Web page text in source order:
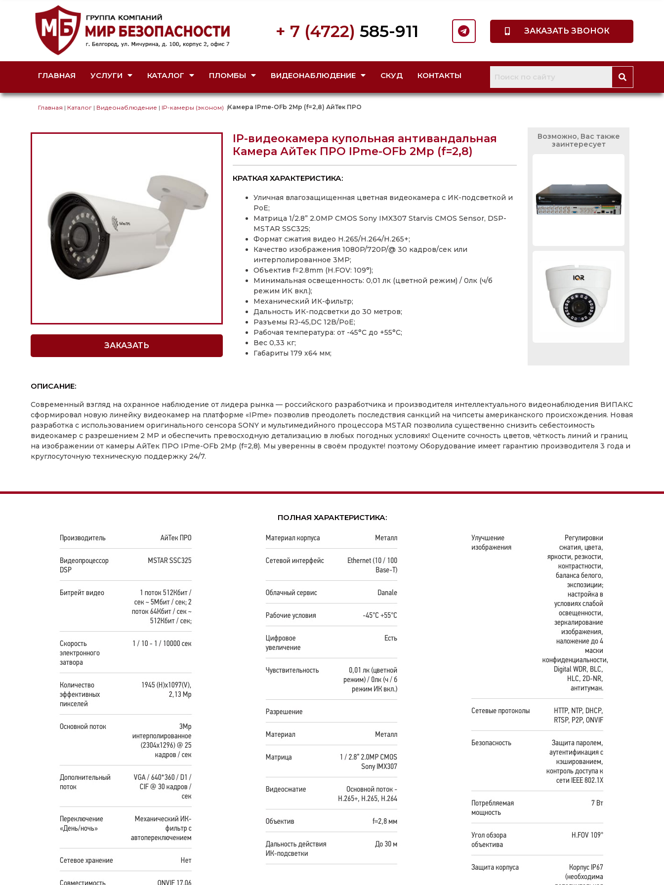
+ 7 (4722) 585-911 ЗАКАЗАТЬ ЗВОНОК
ГЛАВНАЯ УСЛУГИ КАТАЛОГ ПЛОМБЫ ВИДЕОНАБЛЮДЕНИЕ СКУД КОНТАКТЫ
Главная | Каталог | Видеонаблюдение | IP-камеры (эконом) |Камера IPme-OFb 2Mp (f=2,8) АйТек ПРО
ЗАКАЗАТЬ
IP-видеокамера купольная антивандальная
Камера АйТек ПРО IPme-OFb 2Mp (f=2,8)
КРАТКАЯ ХАРАКТЕРИСТИКА:
Уличная влагозащищенная цветная видеокамера с ИК-подсветкой и
PoE;
Матрица 1/2.8” 2.0MP CMOS Sony IMX307 Starvis CMOS Sensor, DSP-
MSTAR SSC325;
Формат сжатия видео H.265/H.264/H.265+;
Качество изображения 1080P/720P/@ 30 кадров/сек или
интерполированное 3MP;
Объектив f=2.8mm (H.FOV: 109°);
Минимальная освещенность: 0,01 лк (цветной режим) / 0лк (ч/б
режим ИК вкл.);
Механический ИК-фильтр;
Дальность ИК-подсветки до 30 метров;
Разъемы RJ-45,DC 12В/PoE;
Рабочая температура: от -45°С до +55°С;
Вес 0,33 кг;
Габариты 179 х64 мм;
Возможно, Вас также
заинтересует
ОПИСАНИЕ:
Современный взгляд на охранное наблюдение от лидера рынка — российского разработчика и производителя интеллектуального видеонаблюдения ВИПАКС
сформировал новую линейку видеокамер на платформе «IPme» позволив преодолеть последствия санкций на чипсеты американского происхождения. Новая
разработка с использованием оригинального сенсора SONY и мультимедийного процессора MSTAR позволила существенно снизить себестоимость
видеокамер с разрешением 2 MP и обеспечить превосходную детализацию в любых погодных условиях! Оцените сочность цветов, чёткость линий и границ
на изображении от камеры АйТек ПРО IPme-OFb 2Mp (f=2,8). Мы уверенны в своём продукте! поэтому Оборудование имеет гарантию производителя 3 года и
круглосуточную техническую поддержку 24/7.
ПОЛНАЯ ХАРАКТЕРИСТИКА: